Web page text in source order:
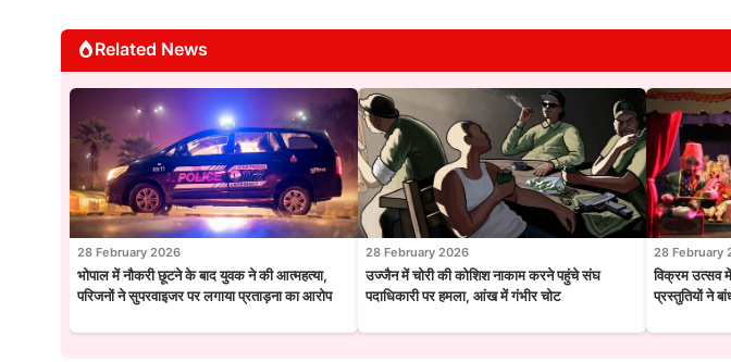
Related News
28 February 2026
भोपाल में नौकरी छूटने के बाद युवक ने की आत्महत्या,
परिजनों ने सुपरवाइजर पर लगाया प्रताड़ना का आरोप
28 February 2026
उज्जैन में चोरी की कोशिश नाकाम करने पहुंचे संघ
पदाधिकारी पर हमला, आंख में गंभीर चोट
28 February
विक्रम उत्सव
प्रस्तुतियों ने